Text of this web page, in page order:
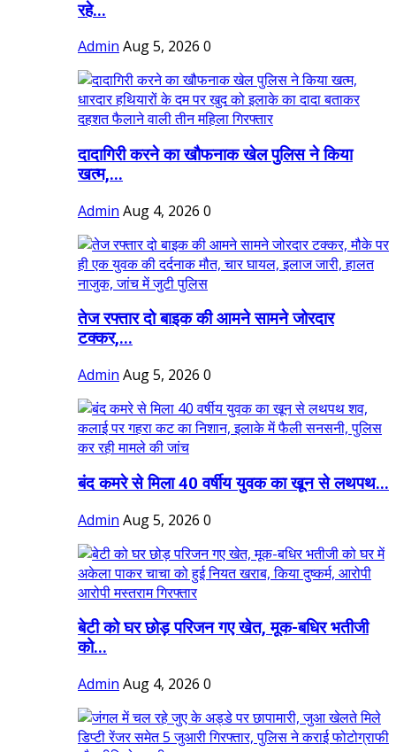
रहे...
Admin Aug 5, 2026 0
दादागिरी करने का खौफनाक खेल पुलिस ने किया
खत्म,...
Admin Aug 4, 2026 0
तेज रफ्तार दो बाइक की आमने सामने जोरदार
टक्कर,...
Admin Aug 5, 2026 0
बंद कमरे से मिला 40 वर्षीय युवक का खून से लथपथ...
Admin Aug 5, 2026 0
बेटी को घर छोड़ परिजन गए खेत, मूक-बधिर भतीजी
को...
Admin Aug 4, 2026 0